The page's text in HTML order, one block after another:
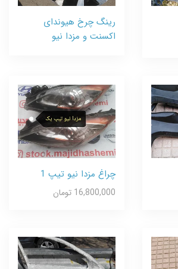
رینگ چرخ هیوندای
اکسنت و مزدا نیو
چراغ مزدا نیو تیپ 1
16,800,000 تومان